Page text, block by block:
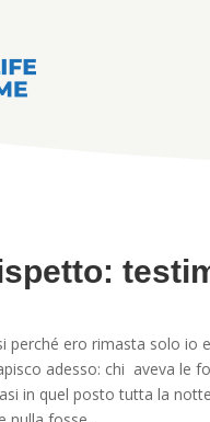
perché ero rimasta solo io
adesso: chi aveva le
in quel posto tutta la